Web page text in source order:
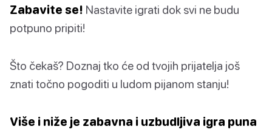
Zabavite se! Nastavite igrati dok svi ne budu
potpuno pripiti!
Što čekaš? Doznaj tko će od tvojih prijatelja još
znati točno pogoditi u ludom pijanom stanju!
Više i niže je zabavna i uzbudljiva igra puna